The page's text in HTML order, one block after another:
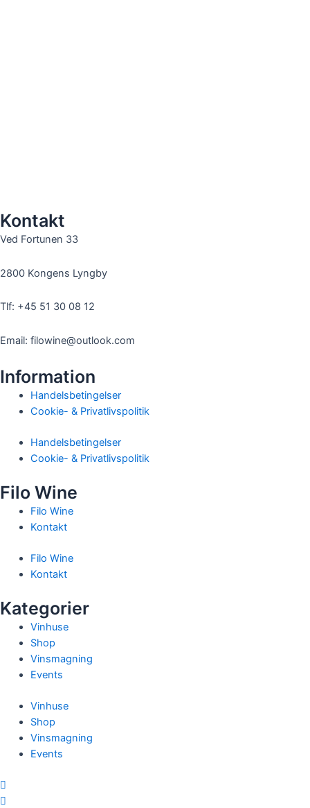
Kontakt
Ved Fortunen 33
2800 Kongens Lyngby
Tlf: +45 51 30 08 12
Email: filowine@outlook.com
Information
Handelsbetingelser
Cookie- & Privatlivspolitik
Handelsbetingelser
Cookie- & Privatlivspolitik
Filo Wine
Filo Wine
Kontakt
Filo Wine
Kontakt
Kategorier
Vinhuse
Shop
Vinsmagning
Events
Vinhuse
Shop
Vinsmagning
Events